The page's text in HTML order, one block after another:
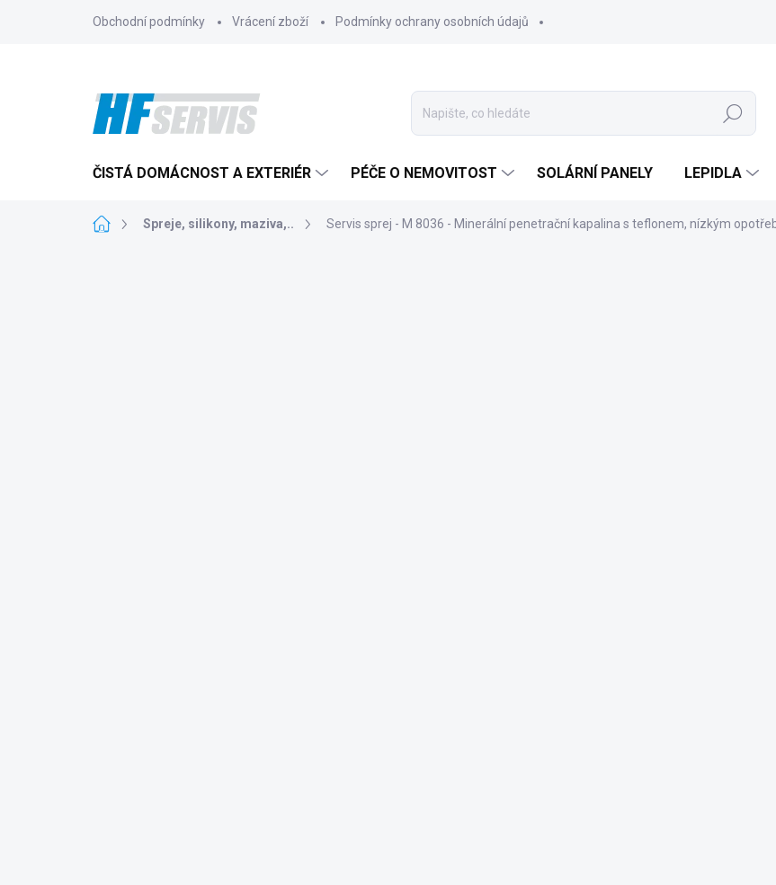
Obchodní podmínky Vrácení zboží Podmínky ochrany osobních údajů
Hledat
ČISTÁ DOMÁCNOST A EXTERIÉR PÉČE O NEMOVITOST SOLÁRNÍ PANELY LEPIDLA
DomůSpreje, silikony, maziva,.. Servis sprej - M 8036 - Minerální penetrační kapalina s teflonem, nízkým